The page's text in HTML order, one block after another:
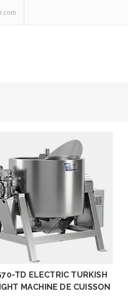
EXAMEN
TD ELECTRIC TURKISH
MACHINE DE CUISSON